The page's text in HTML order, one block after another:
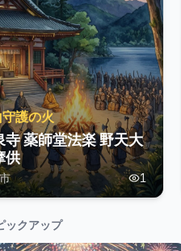
護の火
寺 薬師堂法楽 野天大
供
1
ックアップ